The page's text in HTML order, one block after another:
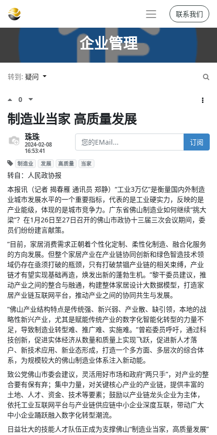
联系我们
企业管理
转到: 疑问
0
制造业当家 高质量发展
珠珠
2024-02-08
16:53:41
订阅
制造业 发展 高质量 当家
转自：人民政协报
本报讯（记者 揭春雁 通讯员 郑静）“工业3万亿”是衡量国内外制造
业城市发展水平的一个重要指标，代表的是工业硬实力，反映的是
产业能级，体现的是城市竞争力。广东省佛山制造业如何继续“挑大
梁”？在1月26日至27日召开的佛山市政协十三届三次会议期间，委
员们纷纷建言献策。
“目前，家居消费需求正朝着个性化定制、柔性化制造、融合化服务
的方向发展。但整个家居产业在产业链协同创新和绿色智造技术领
域仍存在亟须打破的瓶颈，只有打破禁锢产业链的相关束缚，产业
链才有望实现基础再造，焕发出新的蓬勃生机。”黎干委员建议，推
动产业之间的整合与融通，构建整体家居设计大数据模型，打造家
居产业链互联网平台，推动产业之间的协同共生与发展。
“佛山产业结构特点是传统强、新兴弱、产业散、缺引领，本地的战
略性新兴产业，尤其是赋能传统产业的数字化智能化转型的力量不
足，导致制造业转型难、推广难、实施难。”曾崧委员呼吁，通过科
技创新，促进实体经济从数量和质量上实现飞跃，促进新人才落
户、新技术应用、新业态形成，打造一个多方面、多层次的综合体
系，为规模较大的佛山制造业体系注入新动能。
致公党佛山市委会建议，灵活用好市场和政府“两只手”，对产业的整
合要有保有弃；集中力量，对关键核心产业的产业链，提供丰富的
土地、人才、资金、技术等要素；鼓励以产业链龙头企业为主体，
依托工业互联网平台与产业链供应链中小企业深度互联，带动广大
中小企业踊跃融入数字化转型潮流。
日益壮大的技能人才队伍正成为支撑佛山“制造业当家，高质量发展”